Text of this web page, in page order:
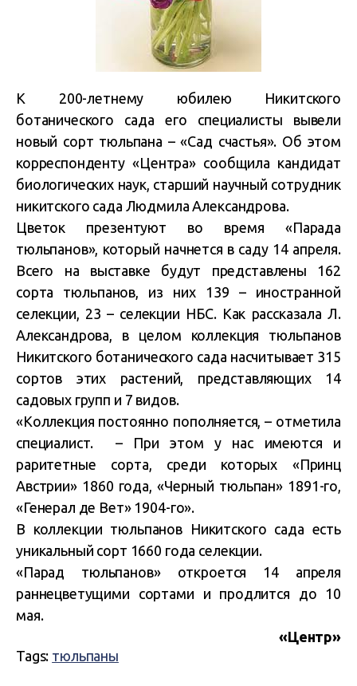
К 200-летнему юбилею Никитского
ботанического сада его специалисты вывели
новый сорт тюльпана – «Сад счастья». Об этом
корреспонденту «Центра» сообщила кандидат
биологических наук, старший научный сотрудник
никитского сада Людмила Александрова.
Цветок презентуют во время «Парада
тюльпанов», который начнется в саду 14 апреля.
Всего на выставке будут представлены 162
сорта тюльпанов, из них 139 – иностранной
селекции, 23 – селекции НБС. Как рассказала Л.
Александрова, в целом коллекция тюльпанов
Никитского ботанического сада насчитывает 315
сортов этих растений, представляющих 14
садовых групп и 7 видов.
«Коллекция постоянно пополняется, – отметила
специалист. – При этом у нас имеются и
раритетные сорта, среди которых «Принц
Австрии» 1860 года, «Черный тюльпан» 1891-го,
«Генерал де Вет» 1904-го».
В коллекции тюльпанов Никитского сада есть
уникальный сорт 1660 года селекции.
«Парад тюльпанов» откроется 14 апреля
раннецветущими сортами и продлится до 10
мая.
«Центр»
Tags: тюльпаны